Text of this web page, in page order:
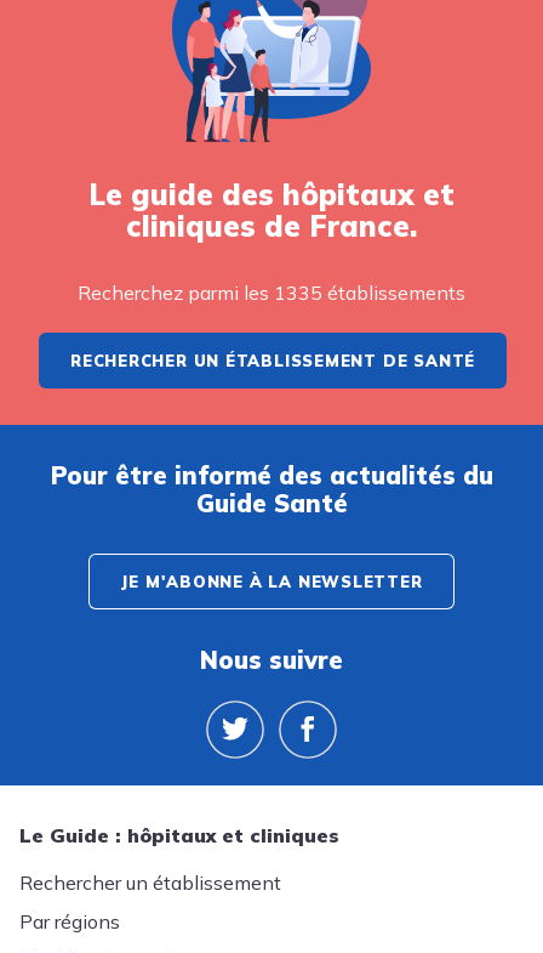
Le guide des hôpitaux et
cliniques de France.
Recherchez parmi les 1335 établissements
RECHERCHER UN ÉTABLISSEMENT DE SANTÉ
Pour être informé des actualités du
Guide Santé
JE M'ABONNE À LA NEWSLETTER
Nous suivre
Le Guide : hôpitaux et cliniques
Rechercher un établissement
Par régions